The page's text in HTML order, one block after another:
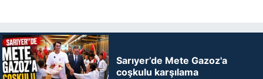
Sarıyer’de Mete Gazoz'a
coşkulu karşılama